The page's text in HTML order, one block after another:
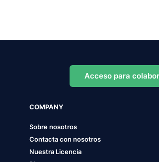
Acceso para
COMPANY
Sobre nosotros
Contacta con nosotros
Nuestra Licencia